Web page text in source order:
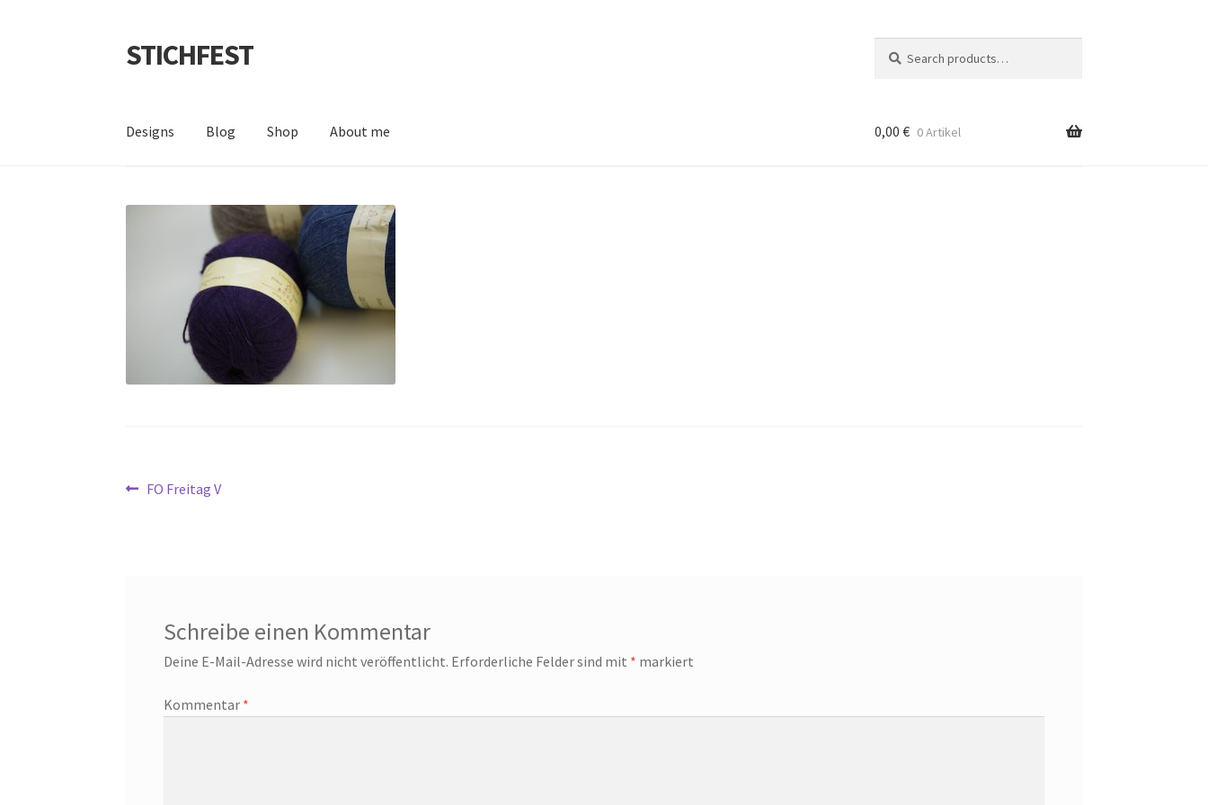
Zur
Navigation
Zum
Inhalt
STICHFEST
nach:
Designs Blog Shop About me 0,00 € 0 Artikel
Beitragsnavigation
Vorheriger
FO Freitag V
Schreibe einen Kommentar
Deine E-Mail-Adresse wird nicht veröffentlicht. Erforderliche Felder sind mit * markiert
Kommentar *